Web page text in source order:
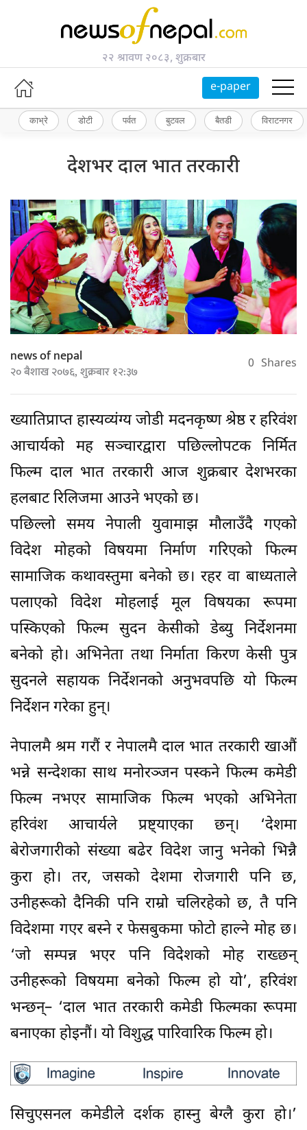
२२ श्रावण २०८३, शुक्रबार
e-paper
काभ्रे डोटी पर्वत बुटवल बैतडी विराटनगर
देशभर दाल भात तरकारी
news of nepal
२० बैशाख २०७६, शुक्रबार १२:३७ 0 Shares
ख्यातिप्राप्त हास्यव्यंग्य जोडी मदनकृष्ण श्रेष्ठ र हरिवंश
आचार्यको मह सञ्चारद्वारा पछिल्लोपटक निर्मित
फिल्म दाल भात तरकारी आज शुक्रबार देशभरका
हलबाट रिलिजमा आउने भएको छ।
पछिल्लो समय नेपाली युवामाझ मौलाउँदै गएको
विदेश मोहको विषयमा निर्माण गरिएको फिल्म
सामाजिक कथावस्तुमा बनेको छ। रहर वा बाध्यताले
पलाएको विदेश मोहलाई मूल विषयका रूपमा
पस्किएको फिल्म सुदन केसीको डेब्यु निर्देशनमा
बनेको हो। अभिनेता तथा निर्माता किरण केसी पुत्र
सुदनले सहायक निर्देशनको अनुभवपछि यो फिल्म
निर्देशन गरेका हुन्।
नेपालमै श्रम गरौं र नेपालमै दाल भात तरकारी खाऔं
भन्ने सन्देशका साथ मनोरञ्जन पस्कने फिल्म कमेडी
फिल्म नभएर सामाजिक फिल्म भएको अभिनेता
हरिवंश आचार्यले प्रष्ट्याएका छन्। ‘देशमा
बेरोजगारीको संख्या बढेर विदेश जानु भनेको भिन्नै
कुरा हो। तर, जसको देशमा रोजगारी पनि छ,
उनीहरूको दैनिकी पनि राम्रो चलिरहेको छ, तै पनि
विदेशमा गएर बस्ने र फेसबुकमा फोटो हाल्ने मोह छ।
‘जो सम्पन्न भएर पनि विदेशको मोह राख्छन्
उनीहरूको विषयमा बनेको फिल्म हो यो’, हरिवंश
भन्छन्– ‘दाल भात तरकारी कमेडी फिल्मका रूपमा
बनाएका होइनौं। यो विशुद्ध पारिवारिक फिल्म हो।
सिचुएसनल कमेडीले दर्शक हास्नु बेग्लै कुरा हो।’